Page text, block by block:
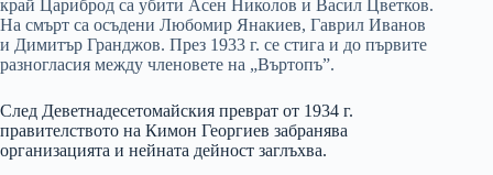
край Цариброд са убити Асен Николов и Васил Цветков.
На смърт са осъдени Любомир Янакиев, Гаврил Иванов
и Димитър Гранджов. През 1933 г. се стига и до първите
разногласия между членовете на „Въртопъ”.
След Деветнадесетомайския преврат от 1934 г.
правителството на Кимон Георгиев забранява
организацията и нейната дейност заглъхва.